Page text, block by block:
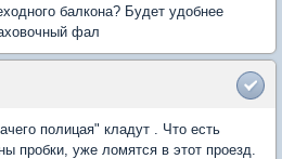
балкона? Будет удобнее
фал
полицая" кладут . Что есть
пробки, уже ломятся в этот проезд.